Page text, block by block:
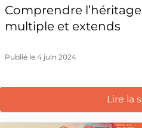
Comprendre
multiple et extends
Publié le 4 juin 2024
Lire la